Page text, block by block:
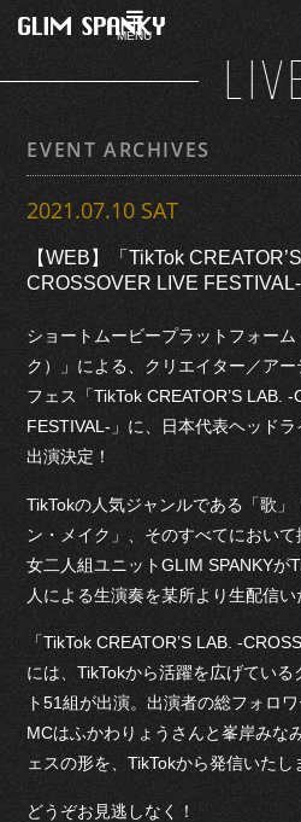
MENU
EVENT ARCHIVES
2021.07.10 SAT
【WEB】「TikTok
CROSSOVER LIVE FESTIVAL-
ショートムービープラットフォー
ク）」による、クリエイター／ア
フェス「TikTok CREATOR’S LAB.
FESTIVAL-」に、日本代表ヘッド
出演決定！
TikTokの人気ジャンルである「歌」
ン・メイク」、そのすべてにおい
女二人組ユニットGLIM SPANKYが
人による生演奏を某所より生配信い
「TikTok CREATOR’S LAB. -
には、TikTokから活躍を広げてい
ト51組が出演。出演者の総フォロ
MCはふかわりょうさんと峯岸みな
ェスの形を、TikTokから発信いたし
どうぞお見逃しなく！